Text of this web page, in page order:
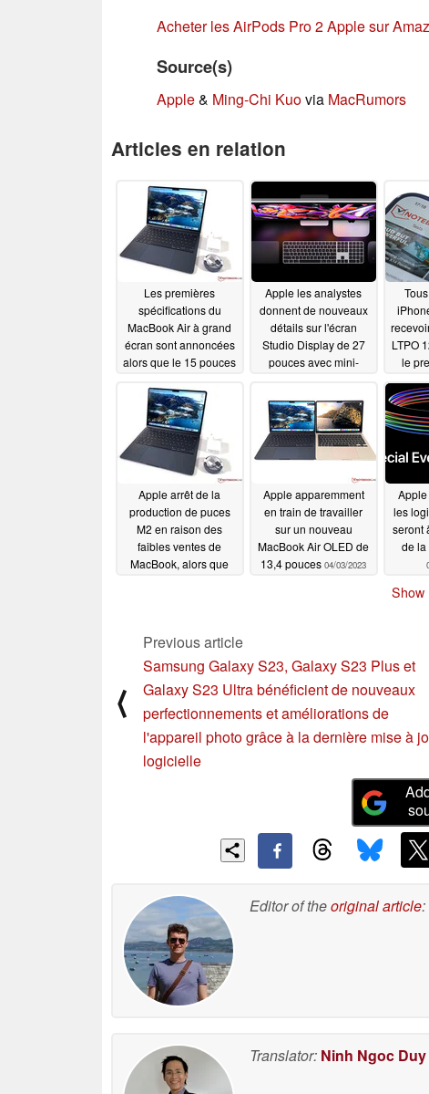
Acheter les AirPods Pro 2 Apple sur
Source(s)
Apple& Ming-Chi Kuovia MacRumors
Articles en relation
Les premières
spécifications du
MacBook Air à grand
écran sont annoncées
alors que le 15 pouces
avec macOS 14
04/16/2023
Apple les analystes
donnent de nouveaux
détails sur l'écran
Studio Display de 27
pouces avec mini-
ProMotion 120 Hz
04/12/2023
LTPO
le
17
Pro
Apple arrêt de la
production de puces
M2 en raison des
faibles ventes de
MacBook, alors que
Apple apparemment
en train de travailler
sur un nouveau
MacBook Air OLED de
13,4 pouces 04/03/2023
les
seront
de la
Show
⟨
Previous article
Samsung Galaxy S23, Galaxy S23 Plus et
Galaxy S23 Ultra bénéficient de nouveaux
perfectionnements et améliorations de
l'appareil photo grâce à la dernière mise à
logicielle
Editor of theoriginal article:
Translator: Ninh Ngoc Duy